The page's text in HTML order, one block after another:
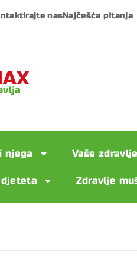
nasNajčešća pitanja
njega Vaše zdravlje
Zdravlje